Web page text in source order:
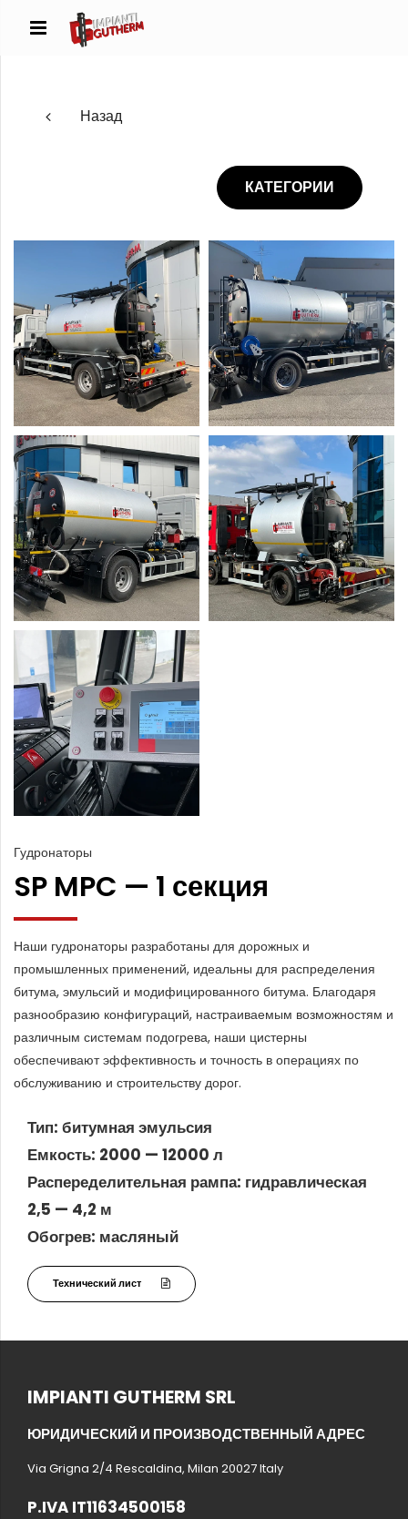
Назад
КАТЕГОРИИ
Гудронаторы
SP MPC — 1 секция
Наши гудронаторы разработаны для дорожных и
промышленных применений, идеальны для распределения
битума, эмульсий и модифицированного битума. Благодаря
разнообразию конфигураций, настраиваемым возможностям и
различным системам подогрева, наши цистерны
обеспечивают эффективность и точность в операциях по
обслуживанию и строительству дорог.
Тип: битумная эмульсия
Емкость: 2000 — 12000 л
Распеределительная рампа: гидравлическая
2,5 — 4,2 м
Обогрев: масляный
Технический лист
IMPIANTI GUTHERM SRL
ЮРИДИЧЕСКИЙ И ПРОИЗВОДСТВЕННЫЙ АДРЕС
Via Grigna 2/4 Rescaldina, Milan 20027 Italy
P.IVA IT11634500158